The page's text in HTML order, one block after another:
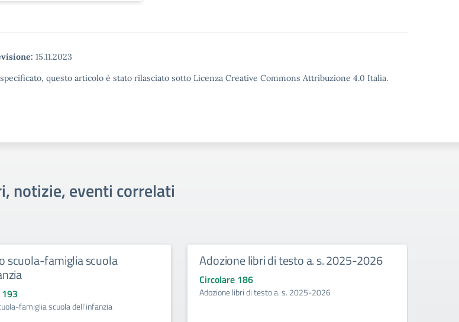
15.11.2023
questo articolo è stato rilasciato sotto Licenza Creative Commons Attribuzione 4.0 Italia.
notizie, eventi correlati
scuola-famiglia scuola
famiglia scuola dell’infanzia
Adozione libri di testo a. s. 2025-2026
Circolare 186
Adozione libri di testo a. s. 2025-2026